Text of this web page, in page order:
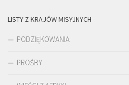
LISTY Z KRAJÓW MISYJNYCH
PODZIĘKOWANIA
PROŚBY